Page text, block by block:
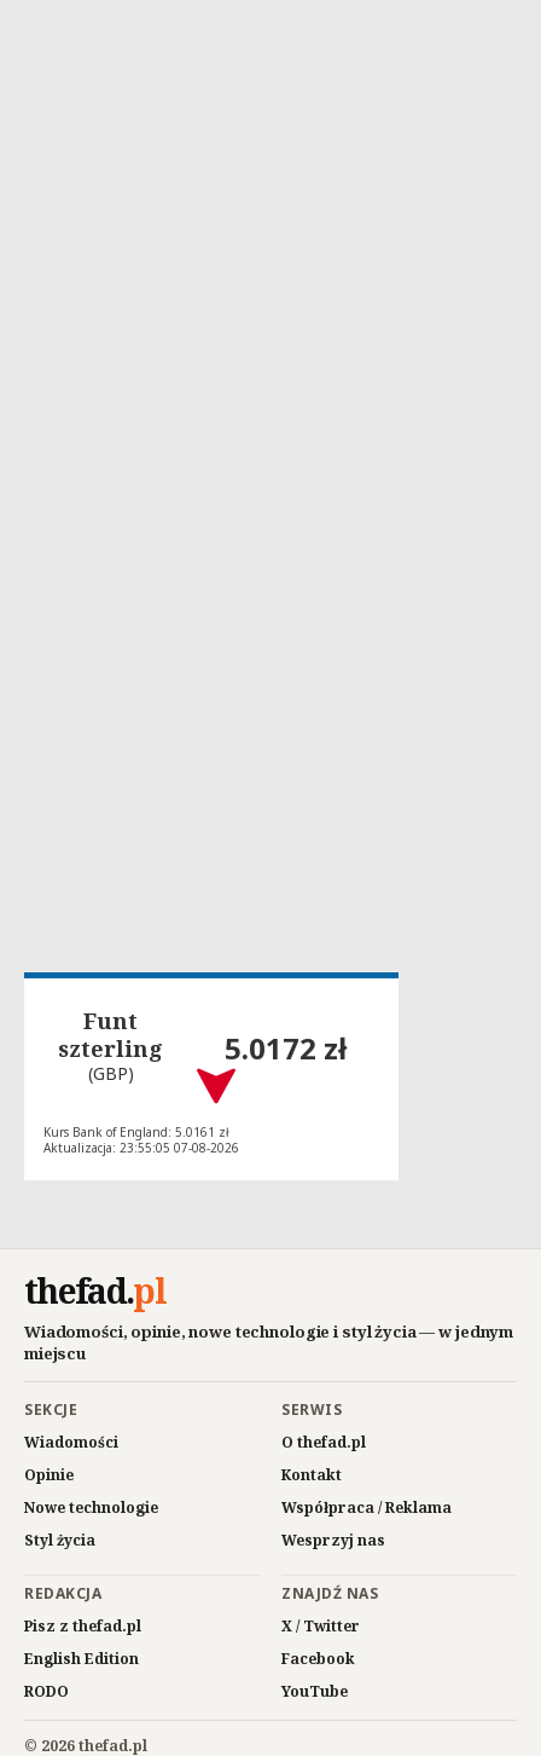
Funt
szterling
(GBP)
5.0172 zł
Kurs Bank of England: 5.0161 zł
Aktualizacja: 23:55:05 07-08-2026
thefad.pl
Wiadomości, opinie, nowe technologie i styl życia — w jednym
miejscu
SEKCJE
Wiadomości
Opinie
Nowe technologie
Styl życia
SERWIS
O thefad.pl
Kontakt
Współpraca / Reklama
Wesprzyj nas
REDAKCJA
Pisz z thefad.pl
English Edition
RODO
ZNAJDŹ NAS
X / Twitter
Facebook
YouTube
© 2026 thefad.pl